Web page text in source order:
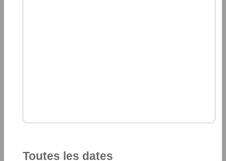
Toutes les dates